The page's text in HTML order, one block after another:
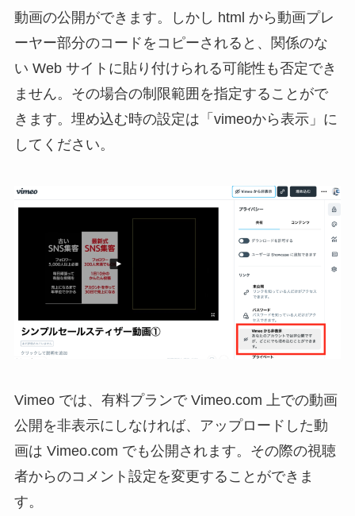
動画の公開ができます。しかし html から動画プレ
ーヤー部分のコードをコピーされると、関係のな
い Web サイトに貼り付けられる可能性も否定でき
ません。その場合の制限範囲を指定することがで
きます。埋め込む時の設定は「vimeoから表示」に
してください。
Vimeo では、有料プランで Vimeo.com 上での動画
公開を非表示にしなければ、アップロードした動
画は Vimeo.com でも公開されます。その際の視聴
者からのコメント設定を変更することができま
す。